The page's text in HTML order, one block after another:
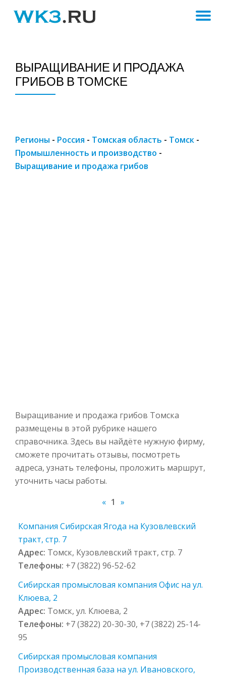
ВЫРАЩИВАНИЕ И ПРОДАЖА
ГРИБОВ В ТОМСКЕ
Регионы - Россия - Томская область - Томск -
Промышленность и производство -
Выращивание и продажа грибов
Выращивание и продажа грибов Томска
размещены в этой рубрике нашего
справочника. Здесь вы найдёте нужную фирму,
сможете прочитать отзывы, посмотреть
адреса, узнать телефоны, проложить маршрут,
уточнить часы работы.
« 1 »
Компания Сибирская Ягода на Кузовлевский
тракт, стр. 7
Адрес: Томск, Кузовлевский тракт, стр. 7
Телефоны: +7 (3822) 96-52-62
Сибирская промысловая компания Офис на ул.
Клюева, 2
Адрес: Томск, ул. Клюева, 2
Телефоны: +7 (3822) 20-30-30, +7 (3822) 25-14-
95
Сибирская промысловая компания
Производственная база на ул. Ивановского,